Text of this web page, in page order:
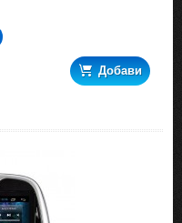
Добави